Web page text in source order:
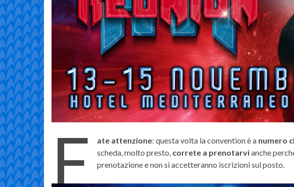
F ate attenzione: questa volta la convention è a numero
scheda, molto presto, correte a prenotarvianche
prenotazione e non si accetteranno iscrizioni sul posto.